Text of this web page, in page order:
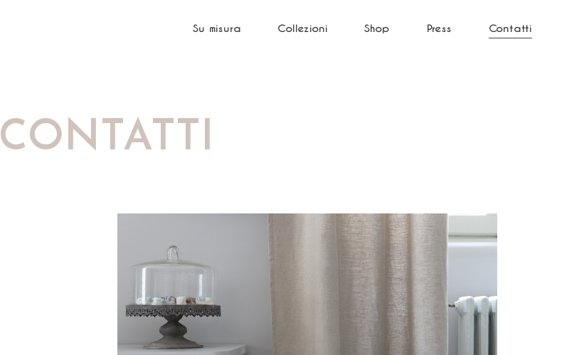
Su misura Collezioni Shop Press Contatti
CONTATTI